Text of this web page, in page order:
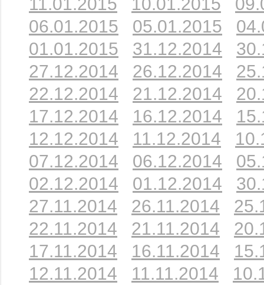
06.01.2015
05.01.2015
01.01.2015
31.12.2014
27.12.2014
26.12.2014
22.12.2014
21.12.2014
17.12.2014
16.12.2014
12.12.2014
11.12.2014
07.12.2014
06.12.2014
02.12.2014
01.12.2014
27.11.2014
26.11.2014
22.11.2014
21.11.2014
17.11.2014
16.11.2014
12.11.2014
11.11.2014